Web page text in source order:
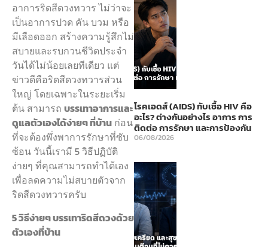
อาการริดสีดวงทวาร ไม่ว่าจะ
เป็นอาการปวด คัน บวม หรือ
มีเลือดออก สร้างความรู้สึกไม่
สบายและรบกวนชีวิตประจำ
วันได้ไม่น้อยเลยทีเดียว แต่
ข่าวดีคือริดสีดวงทวารส่วน
ใหญ่ โดยเฉพาะในระยะเริ่ม
ต้น สามารถ บรรเทาอาการและ
ดูแลตัวเองได้ง่ายๆ ที่บ้าน ก่อน
ที่จะต้องพึ่งพาการรักษาที่ซับ
ซ้อน วันนี้เรามี 5 วิธีปฏิบัติ
ง่ายๆ ที่คุณสามารถทำได้เอง
เพื่อลดความไม่สบายตัวจาก
ริดสีดวงทวารครับ
5 วิธีง่ายๆ บรรเทาริดสีดวงด้วย
ตัวเองที่บ้าน
โรคเอดส์ (AIDS) กับเชื้อ HIV คือ
อะไร? ต่างกันอย่างไร อาการ การ
ติดต่อ การรักษา และการป้องกัน
06/08/2026